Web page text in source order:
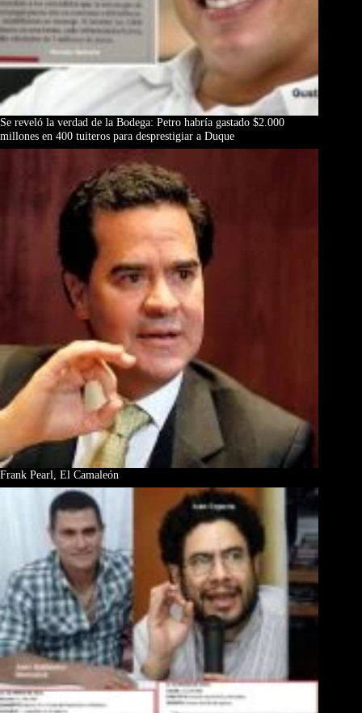
Se reveló la verdad de la Bodega: Petro habría gastado $2.000
millones en 400 tuiteros para desprestigiar a Duque
Frank Pearl, El Camaleón